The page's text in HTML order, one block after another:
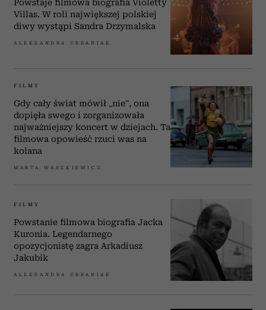
Powstaje filmowa biografia Violetty
Villas. W roli największej polskiej
diwy wystąpi Sandra Drzymalska
ALEKSANDRA URBANIAK
FILMY
Gdy cały świat mówił „nie”, ona
dopięła swego i zorganizowała
najważniejszy koncert w dziejach. Ta
filmowa opowieść rzuci was na
kolana
MARTA WASZKIEWICZ
FILMY
Powstanie filmowa biografia Jacka
Kuronia. Legendarnego
opozycjonistę zagra Arkadiusz
Jakubik
ALEKSANDRA URBANIAK